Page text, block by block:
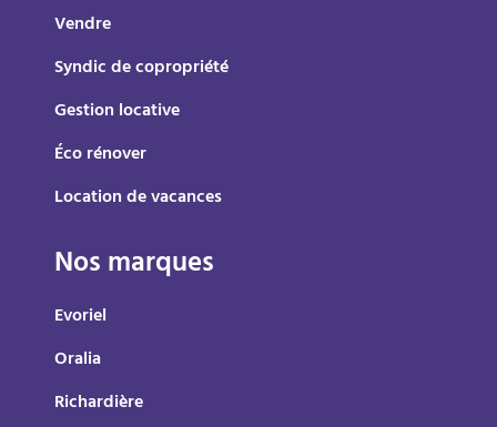
Vendre
Syndic de copropriété
Gestion locative
Éco rénover
Location de vacances
Nos marques
Evoriel
Oralia
Richardière